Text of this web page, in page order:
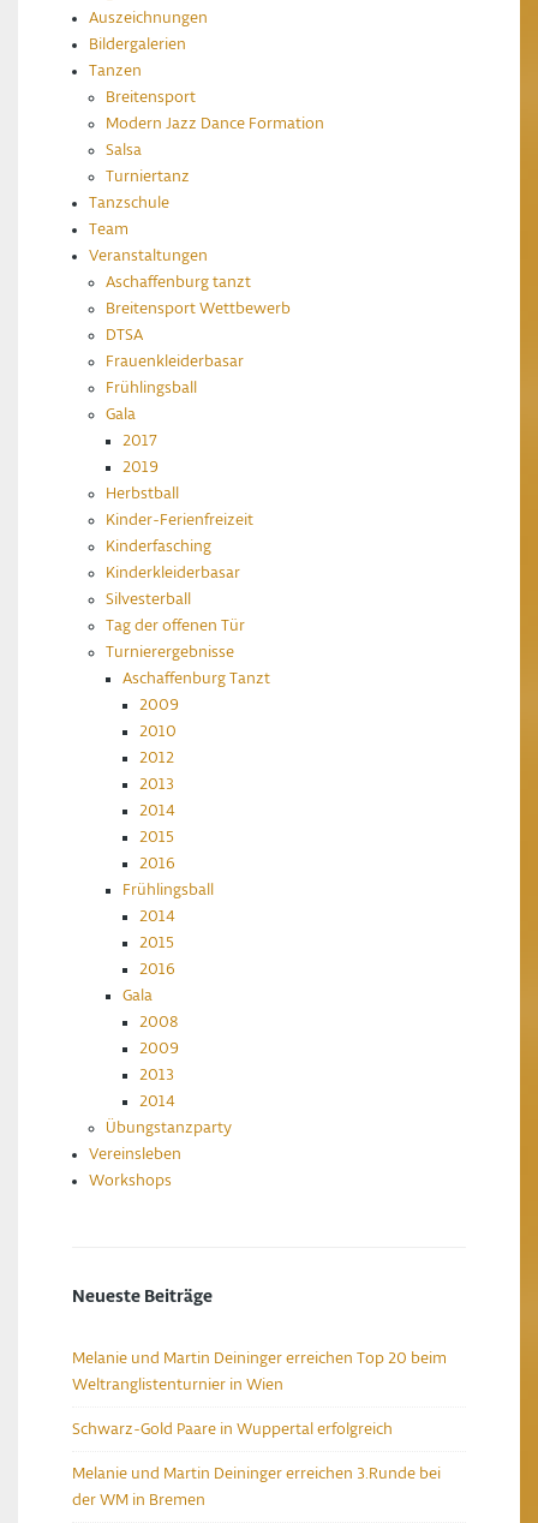
Auszeichnungen
Bildergalerien
Tanzen
Breitensport
Modern Jazz Dance Formation
Salsa
Turniertanz
Tanzschule
Team
Veranstaltungen
Aschaffenburg tanzt
Breitensport Wettbewerb
DTSA
Frauenkleiderbasar
Frühlingsball
Gala
2017
2019
Herbstball
Kinder-Ferienfreizeit
Kinderfasching
Kinderkleiderbasar
Silvesterball
Tag der offenen Tür
Turnierergebnisse
Aschaffenburg Tanzt
2009
2010
2012
2013
2014
2015
2016
Frühlingsball
2014
2015
2016
Gala
2008
2009
2013
2014
Übungstanzparty
Vereinsleben
Workshops
Neueste Beiträge
Melanie und Martin Deininger erreichen Top 20 beim
Weltranglistenturnier in Wien
Schwarz-Gold Paare in Wuppertal erfolgreich
Melanie und Martin Deininger erreichen 3.Runde bei
der WM in Bremen